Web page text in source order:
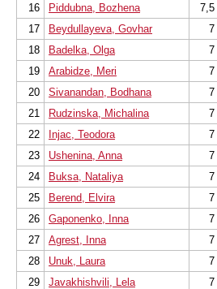
16
Piddubna, Bozhena 7,5
17
Beydullayeva, Govhar 7
18
Badelka, Olga 7
19
Arabidze, Meri 7
20
Sivanandan, Bodhana 7
21
Rudzinska, Michalina 7
22
Injac, Teodora 7
23
Ushenina, Anna 7
24
Buksa, Nataliya 7
25
Berend, Elvira 7
26
Gaponenko, Inna 7
27
Agrest, Inna 7
28
Unuk, Laura 7
29
Javakhishvili, Lela 7